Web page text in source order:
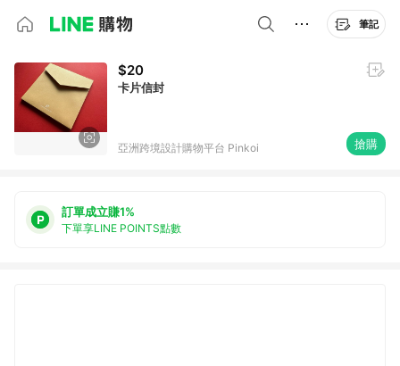
筆記
$20
卡片信封
亞洲跨境設計購物平台 Pinkoi 搶購
訂單成立賺1%
下單享LINE POINTS點數